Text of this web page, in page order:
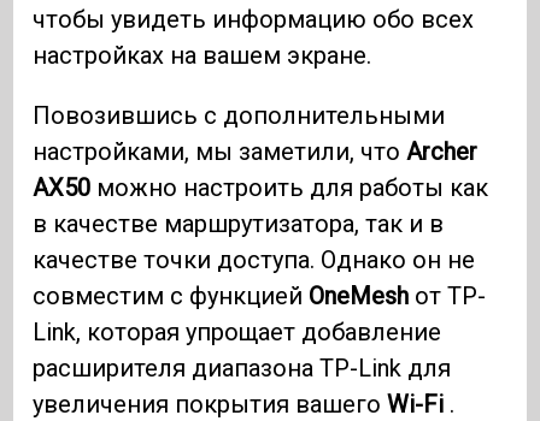
чтобы увидеть информацию обо всех
настройках на вашем экране.
Повозившись с дополнительными
настройками, мы заметили, чтоArcher
AX50 можно настроить для работы как
в качестве маршрутизатора, так и в
качестве точки доступа. Однако он не
совместим с функцией OneMesh от TP-
Link, которая упрощает добавление
расширителя диапазона TP-Link для
увеличения покрытия вашегоWi-Fi .